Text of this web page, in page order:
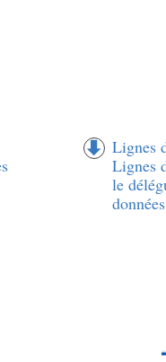
Lignes
Lignes
le